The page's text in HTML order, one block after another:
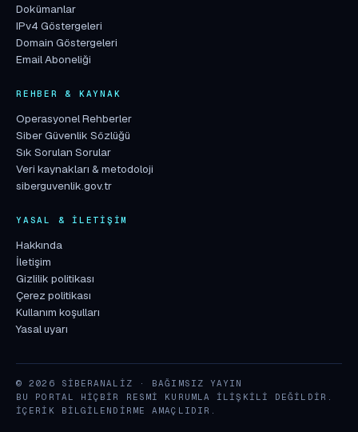
Dokümanlar
IPv4 Göstergeleri
Domain Göstergeleri
Email Aboneliği
REHBER & KAYNAK
Operasyonel Rehberler
Siber Güvenlik Sözlüğü
Sık Sorulan Sorular
Veri kaynakları & metodoloji
siberguvenlik.gov.tr
YASAL & İLETIŞIM
Hakkında
İletişim
Gizlilik politikası
Çerez politikası
Kullanım koşulları
Yasal uyarı
© 2026 SIBERANALIZ · BAĞIMSIZ YAYIN
BU PORTAL HIÇBIR RESMI KURUMLA ILIŞKILI DEĞILDIR.
İÇERIK BILGILENDIRME AMAÇLIDIR.